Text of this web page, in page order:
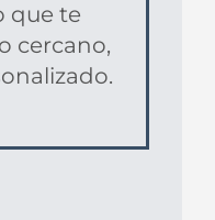
que te
cercano,